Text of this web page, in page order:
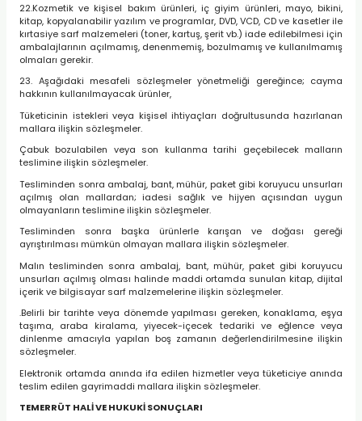
22.Kozmetik ve kişisel bakım ürünleri, iç giyim ürünleri, mayo, bikini,
kitap, kopyalanabilir yazılım ve programlar, DVD, VCD, CD ve kasetler ile
kırtasiye sarf malzemeleri (toner, kartuş, şerit vb.) iade edilebilmesi için
ambalajlarının açılmamış, denenmemiş, bozulmamış ve kullanılmamış
olmaları gerekir.
23. Aşağıdaki mesafeli sözleşmeler yönetmeliği gereğince; cayma
hakkının kullanılmayacak ürünler,
Tüketicinin istekleri veya kişisel ihtiyaçları doğrultusunda hazırlanan
mallara ilişkin sözleşmeler.
Çabuk bozulabilen veya son kullanma tarihi geçebilecek malların
teslimine ilişkin sözleşmeler.
Tesliminden sonra ambalaj, bant, mühür, paket gibi koruyucu unsurları
açılmış olan mallardan; iadesi sağlık ve hijyen açısından uygun
olmayanların teslimine ilişkin sözleşmeler.
Tesliminden sonra başka ürünlerle karışan ve doğası gereği
ayrıştırılması mümkün olmayan mallara ilişkin sözleşmeler.
Malın tesliminden sonra ambalaj, bant, mühür, paket gibi koruyucu
unsurları açılmış olması halinde maddi ortamda sunulan kitap, dijital
içerik ve bilgisayar sarf malzemelerine ilişkin sözleşmeler.
.Belirli bir tarihte veya dönemde yapılması gereken, konaklama, eşya
taşıma, araba kiralama, yiyecek-içecek tedariki ve eğlence veya
dinlenme amacıyla yapılan boş zamanın değerlendirilmesine ilişkin
sözleşmeler.
Elektronik ortamda anında ifa edilen hizmetler veya tüketiciye anında
teslim edilen gayrimaddi mallara ilişkin sözleşmeler.
TEMERRÜT HALİ VE HUKUKİ SONUÇLARI